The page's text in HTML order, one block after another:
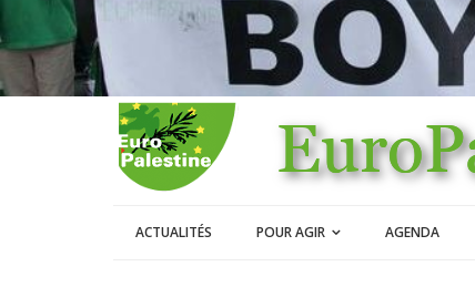
ACTUALITÉS POUR AGIR AGENDA